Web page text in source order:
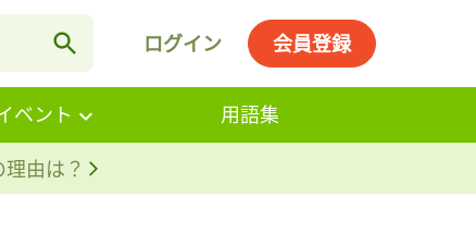
ログイン 会員登録
ベント
用語集
由は？